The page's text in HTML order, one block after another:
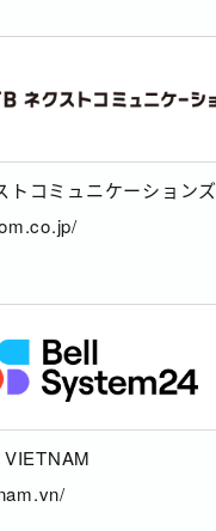
トコミュニケーションズ